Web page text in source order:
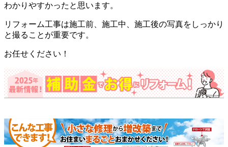
わかりやすかったと思います。
リフォーム工事は施工前、施工中、施工後の写真をしっかり
と撮ることが重要です。
お任せください！